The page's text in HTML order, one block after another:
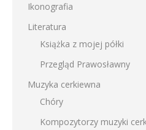
Ikonografia
Literatura
Książka z mojej półki
Przegląd Prawosławny
Muzyka cerkiewna
Chóry
Kompozytorzy muzyki